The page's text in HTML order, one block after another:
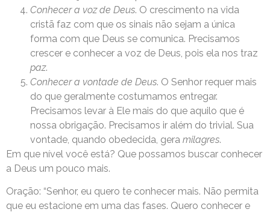
Conhecer a voz de Deus. O crescimento na vida
cristã faz com que os sinais não sejam a única
forma com que Deus se comunica. Precisamos
crescer e conhecer a voz de Deus, pois ela nos traz
paz.
Conhecer a vontade de Deus. O Senhor requer mais
do que geralmente costumamos entregar.
Precisamos levar à Ele mais do que aquilo que é
nossa obrigação. Precisamos ir além do trivial. Sua
vontade, quando obedecida, gera milagres.
Em que nível você está? Que possamos buscar conhecer
a Deus um pouco mais.
Oração: “Senhor, eu quero te conhecer mais. Não permita
que eu estacione em uma das fases. Quero conhecer e